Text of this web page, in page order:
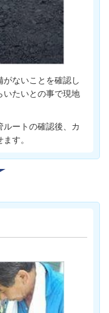
ないことを確認し
いたいとの事で現地
ルートの確認後、カ
す。